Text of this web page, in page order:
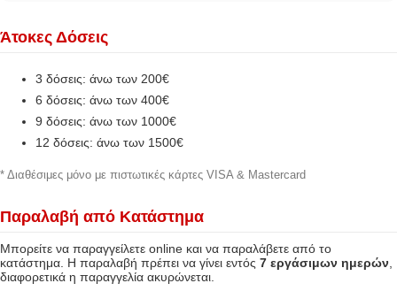
Άτοκες Δόσεις
3 δόσεις: άνω των 200€
6 δόσεις: άνω των 400€
9 δόσεις: άνω των 1000€
12 δόσεις: άνω των 1500€
* Διαθέσιμες μόνο με πιστωτικές κάρτες VISA & Mastercard
Παραλαβή από Κατάστημα
Μπορείτε να παραγγείλετε online και να παραλάβετε από το
κατάστημα. Η παραλαβή πρέπει να γίνει εντός 7 εργάσιμων ημερών
διαφορετικά η παραγγελία ακυρώνεται.